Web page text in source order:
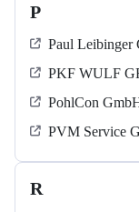
P
Paul
PKF WULF
PohlCon
PVM Service
R